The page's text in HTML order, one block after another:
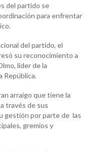
del partido se
para enfrentar
del partido, el
su reconocimiento a
líder de la
República.
arraigo que tiene la
través de sus
gestión por parte de las
gremios y